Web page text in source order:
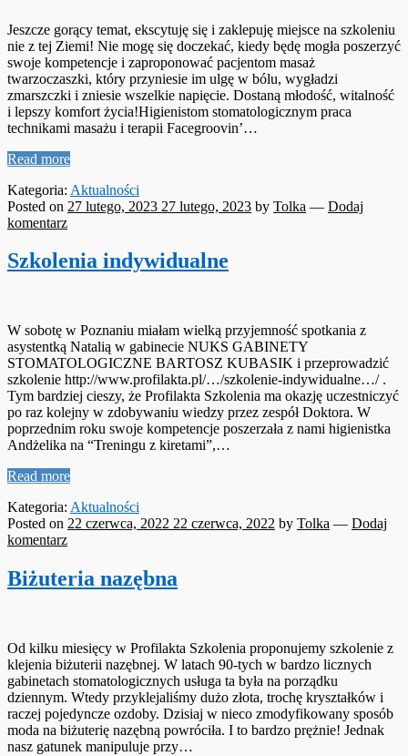
Jeszcze gorący temat, ekscytuję się i zaklepuję miejsce na szkoleniu
nie z tej Ziemi! Nie mogę się doczekać, kiedy będę mogła poszerzyć
swoje kompetencje i zaproponować pacjentom masaż
twarzoczaszki, który przyniesie im ulgę w bólu, wygładzi
zmarszczki i zniesie wszelkie napięcie. Dostaną młodość, witalność
i lepszy komfort życia!Higienistom stomatologicznym praca
technikami masażu i terapii Facegroovin’…
Read more
Kategoria: Aktualności
Posted on 27 lutego, 2023 27 lutego, 2023 by Tolka — Dodaj
komentarz
Szkolenia indywidualne
W sobotę w Poznaniu miałam wielką przyjemność spotkania z
asystentką Natalią w gabinecie NUKS GABINETY
STOMATOLOGICZNE BARTOSZ KUBASIK i przeprowadzić
szkolenie http://www.profilakta.pl/…/szkolenie-indywidualne…/ .
Tym bardziej cieszy, że Profilakta Szkolenia ma okazję uczestniczyć
po raz kolejny w zdobywaniu wiedzy przez zespół Doktora. W
poprzednim roku swoje kompetencje poszerzała z nami higienistka
Andżelika na “Treningu z kiretami”,…
Read more
Kategoria: Aktualności
Posted on 22 czerwca, 2022 22 czerwca, 2022 by Tolka — Dodaj
komentarz
Biżuteria nazębna
Od kilku miesięcy w Profilakta Szkolenia proponujemy szkolenie z
klejenia biżuterii nazębnej. W latach 90-tych w bardzo licznych
gabinetach stomatologicznych usługa ta była na porządku
dziennym. Wtedy przyklejaliśmy dużo złota, trochę kryształków i
raczej pojedyncze ozdoby. Dzisiaj w nieco zmodyfikowany sposób
moda na biżuterię nazębną powróciła. I to bardzo prężnie! Jednak
nasz gatunek manipuluje przy…